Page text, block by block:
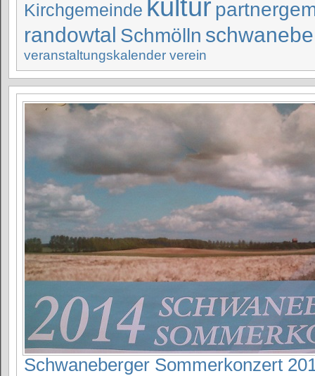
Kirchgemeinde kultur
randowtal Schmölln
veranstaltungskalender verein
Schwaneberger Sommerkonzert